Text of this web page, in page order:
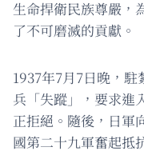
生命捍衛民族尊嚴，
了不可磨滅的貢獻。
1937年7月7日晚，
兵「失蹤」，要求進
正拒絕。隨後，日軍
國第二十九軍奮起抵